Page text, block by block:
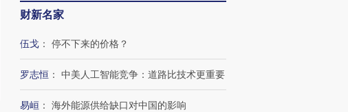
财新名家
伍戈 ： 停不下来的价格？
罗志恒 ： 中美人工智能竞争：道路比技术更重要
易峘 ： 海外能源供给缺口对中国的影响